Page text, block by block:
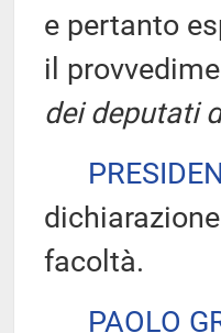
e pertanto
il
dei deputati
facoltà.
PAOLO